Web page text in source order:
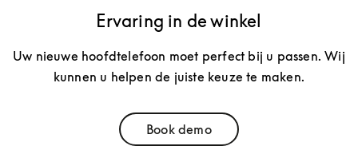
Ervaring in de winkel
Uw nieuwe hoofdtelefoon moet perfect bij u passen. Wij
kunnen u helpen de juiste keuze te maken.
Book demoLink Opens in New Tab